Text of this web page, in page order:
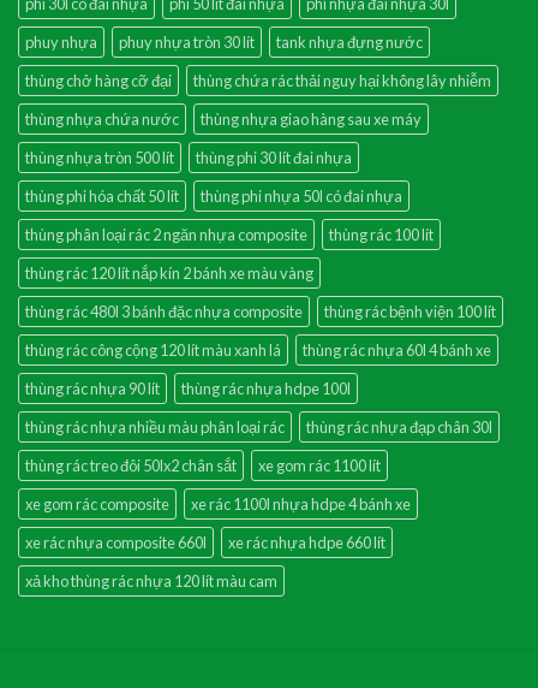
phuy nhựa
phuy nhựa tròn 30 lít
tank nhựa đựng nước
thùng chở hàng cỡ đại
thùng chứa rác thải nguy hại không lây nhiễm
thùng nhựa chứa nước
thùng nhựa giao hàng sau xe máy
thùng nhựa tròn 500 lít
thùng phi 30 lít đai nhựa
thùng phi hóa chất 50 lít
thùng phi nhựa 50l có đai nhựa
thùng phân loại rác 2 ngăn nhựa composite
thùng rác 100 lít
thùng rác 120 lít nắp kín 2 bánh xe màu vàng
thùng rác 480l 3 bánh đặc nhựa composite
thùng rác bệnh viện 100 lít
thùng rác công cộng 120 lít màu xanh lá
thùng rác nhựa 60l 4 bánh xe
thùng rác nhựa 90 lít
thùng rác nhựa hdpe 100l
thùng rác nhựa nhiều màu phân loại rác
thùng rác nhựa đạp chân 30l
thùng rác treo đôi 50lx2 chân sắt
xe gom rác 1100 lít
xe gom rác composite
xe rác 1100l nhựa hdpe 4 bánh xe
xe rác nhựa composite 660l
xe rác nhựa hdpe 660 lít
xả kho thùng rác nhựa 120 lít màu cam